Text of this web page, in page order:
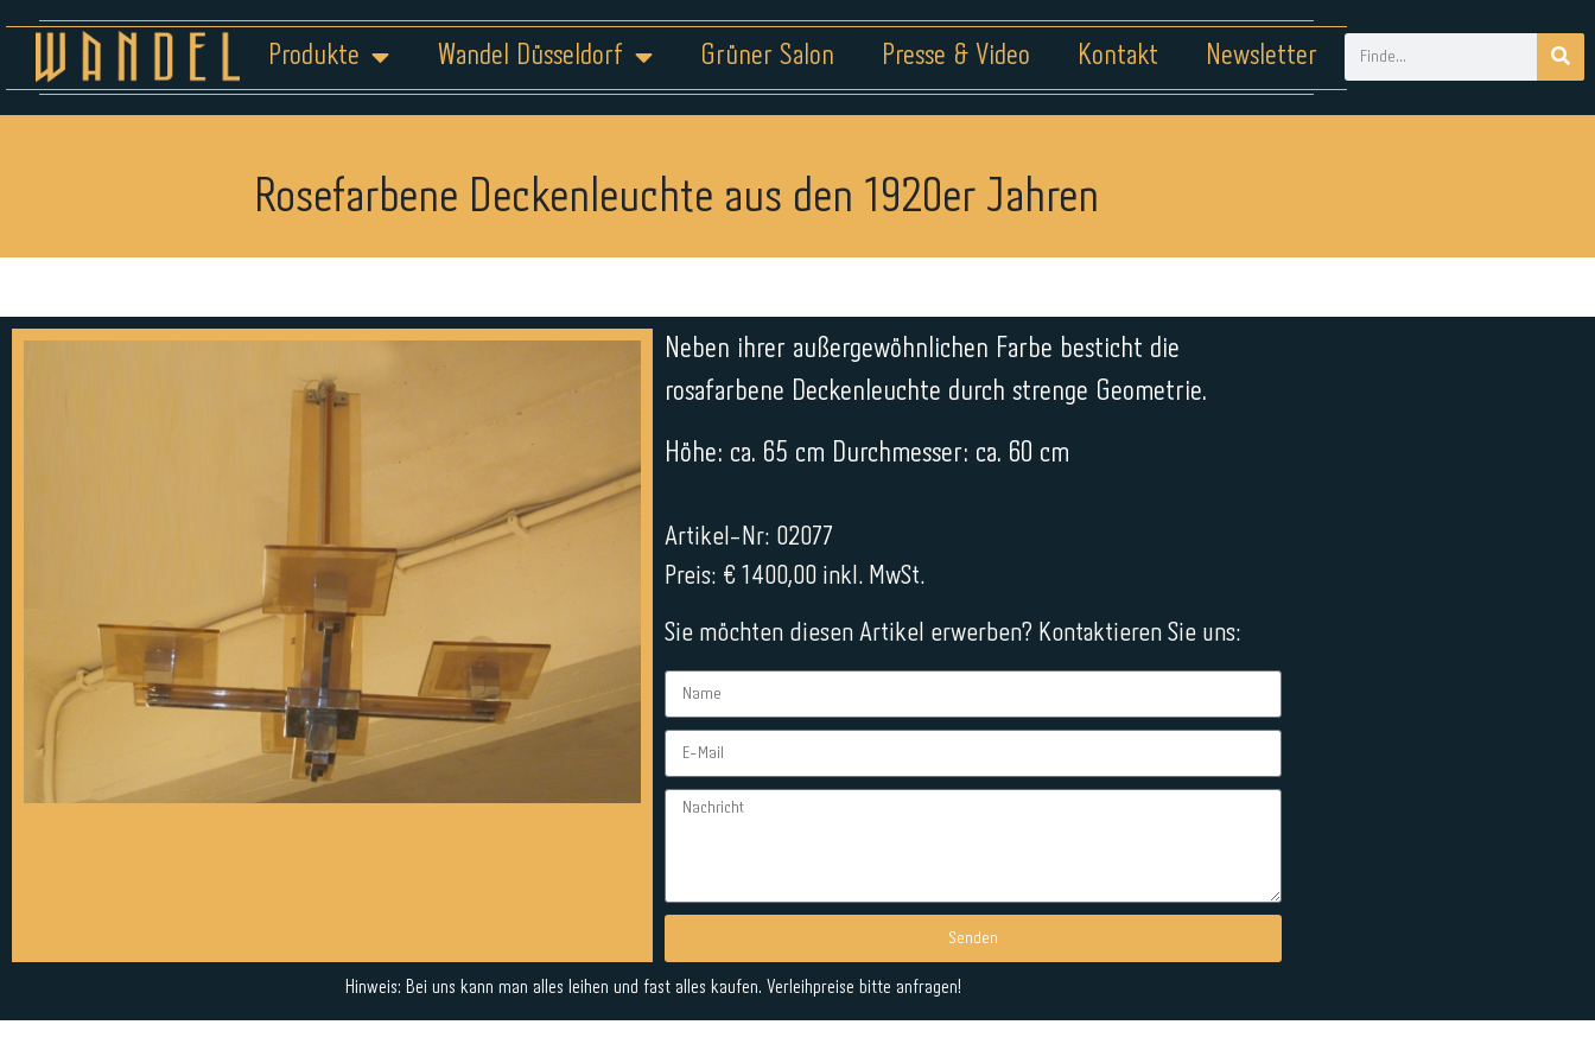
Produkte Wandel Düsseldorf Grüner Salon Presse & Video Kontakt Newsletter
Rosefarbene Deckenleuchte aus den 1920er Jahren
Neben ihrer außergewöhnlichen Farbe besticht die
rosafarbene Deckenleuchte durch strenge Geometrie.
Höhe: ca. 65 cm Durchmesser: ca. 60 cm
Artikel-Nr: 02077
Preis: € 1400,00 inkl. MwSt.
Sie möchten diesen Artikel erwerben? Kontaktieren Sie uns:
Senden
Alternative:
Hinweis: Bei uns kann man alles leihen und fast alles kaufen. Verleihpreise bitte anfragen!